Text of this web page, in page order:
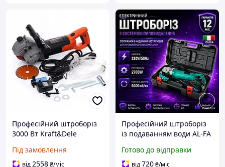
Професійний штроборіз
3000 Вт Kraft&Dele
бетону та цегли з 4
дисками в кейсі
Під замовлення
від2558₴/міс
Професійний штроборіз
із подаванням води AL-FA
кейсі
Готово до відправки
від720₴/міс